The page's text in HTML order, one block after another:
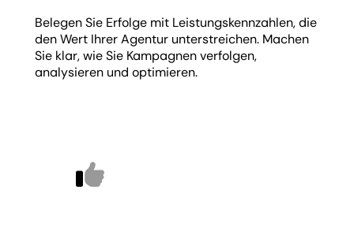
Belegen Sie Erfolge mit Leistungskennzahlen, die
den Wert Ihrer Agentur unterstreichen. Machen
Sie klar, wie Sie Kampagnen verfolgen,
analysieren und optimieren.